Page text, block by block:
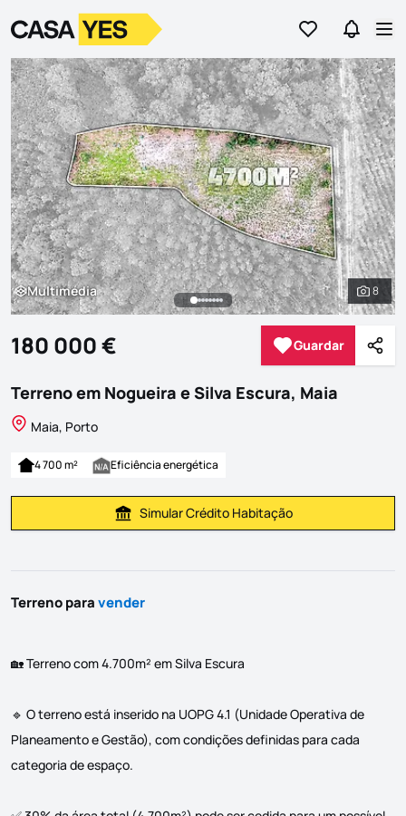
Ir para osIr para
LogoIr para a homepage
Multimédia
Multimédia Ver
8
180 000 € Guardar
Guardar
Terreno em Nogueira e Silva Escura, Maia
Maia, Porto
4 700 m² Eficiência energética
Simular Prestação
Simular Crédito Habitação
Terreno paravender
🏡 Terreno com 4.700m² em Silva Escura
🔹 O terreno está inserido na UOPG 4.1 (Unidade Operativa de
Planeamento e Gestão), com condições definidas para cada
categoria de espaço.